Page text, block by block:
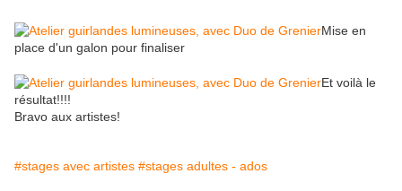
Mise en
place d'un galon pour finaliser
Et voilà le
résultat!!!!
Bravo aux artistes!
#stages avec artistes #stages adultes - ados